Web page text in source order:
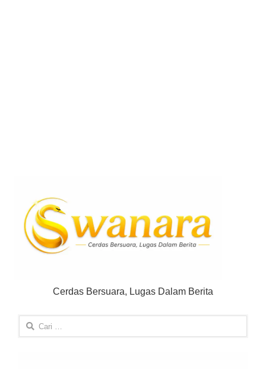
Cerdas Bersuara, Lugas Dalam Berita
Cari